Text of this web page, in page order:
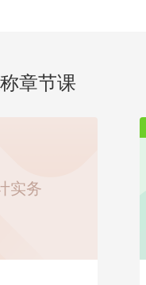
章节课
实务